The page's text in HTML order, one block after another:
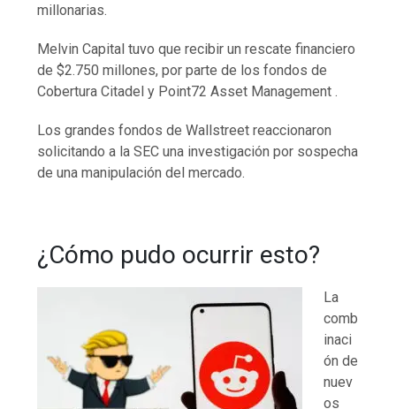
millonarias.
Melvin Capital tuvo que recibir un rescate financiero
de $2.750 millones, por parte de los fondos de
Cobertura Citadel y Point72 Asset Management .
Los grandes fondos de Wallstreet reaccionaron
solicitando a la SEC una investigación por sospecha
de una manipulación del mercado.
¿Cómo pudo ocurrir esto?
La
comb
inaci
ón de
nuev
os